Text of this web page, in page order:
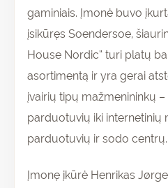
gaminiais. Įmonė buvo
įsikūręs Soendersoe,
House Nordic“ turi platų
asortimentą ir yra gerai
įvairių tipų mažmenininkų
parduotuvių iki internetinių
parduotuvių ir sodo centrų.
Įmonę įkūrė Henrikas